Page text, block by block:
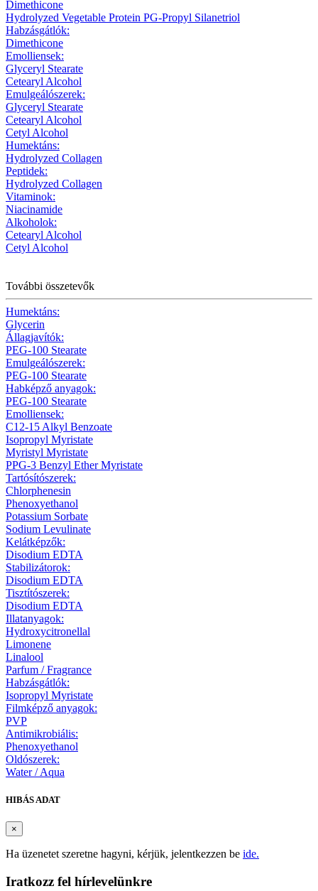
Dimethicone
Hydrolyzed Vegetable Protein PG-Propyl Silanetriol
Habzásgátlók:
Dimethicone
Emolliensek:
Glyceryl Stearate
Cetearyl Alcohol
Emulgeálószerek:
Glyceryl Stearate
Cetearyl Alcohol
Cetyl Alcohol
Humektáns:
Hydrolyzed Collagen
Peptidek:
Hydrolyzed Collagen
Vitaminok:
Niacinamide
Alkoholok:
Cetearyl Alcohol
Cetyl Alcohol
További összetevők
Humektáns:
Glycerin
Állagjavítók:
PEG-100 Stearate
Emulgeálószerek:
PEG-100 Stearate
Habképző anyagok:
PEG-100 Stearate
Emolliensek:
C12-15 Alkyl Benzoate
Isopropyl Myristate
Myristyl Myristate
PPG-3 Benzyl Ether Myristate
Tartósítószerek:
Chlorphenesin
Phenoxyethanol
Potassium Sorbate
Sodium Levulinate
Kelátképzők:
Disodium EDTA
Stabilizátorok:
Disodium EDTA
Tisztítószerek:
Disodium EDTA
Illatanyagok:
Hydroxycitronellal
Limonene
Linalool
Parfum / Fragrance
Habzásgátlók:
Isopropyl Myristate
Filmképző anyagok:
PVP
Antimikrobiális:
Phenoxyethanol
Oldószerek:
Water / Aqua
HIBÁS ADAT
×
Ha üzenetet szeretne hagyni, kérjük, jelentkezzen be ide.
Iratkozz fel hírlevelünkre